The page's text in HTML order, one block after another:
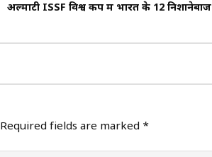
अल्माटी ISSF विश्व कप में भारत के 12 निशानेबाज
Required fields are marked *